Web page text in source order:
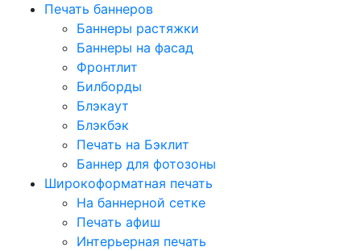
Печать баннеров
Баннеры растяжки
Баннеры на фасад
Фронтлит
Билборды
Блэкаут
Блэкбэк
Печать на Бэклит
Баннер для фотозоны
Широкоформатная печать
На баннерной сетке
Печать афиш
Интерьерная печать